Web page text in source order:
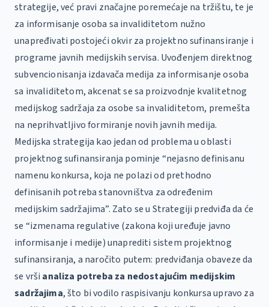
strategije, već pravi značajne poremećaje na tržištu, te je
za informisanje osoba sa invaliditetom nužno
unapređivati postojeći okvir za projektno sufinansiranje i
programe javnih medijskih servisa. Uvođenjem direktnog
subvencionisanja izdavača medija za informisanje osoba
sa invaliditetom, akcenat se sa proizvodnje kvalitetnog
medijskog sadržaja za osobe sa invaliditetom, premešta
na neprihvatljivo formiranje novih javnih medija.
Medijska strategija kao jedan od problema u oblasti
projektnog sufinansiranja pominje “nejasno definisanu
namenu konkursa, koja ne polazi od prethodno
definisanih potreba stanovništva za određenim
medijskim sadržajima”. Zato se u Strategiji predviđa da će
se “izmenama regulative (zakona koji uređuje javno
informisanje i medije) unaprediti sistem projektnog
sufinansiranja, a naročito putem: predviđanja obaveze da
se vrši analiza potreba za nedostajućim medijskim
sadržajima, što bi vodilo raspisivanju konkursa upravo za